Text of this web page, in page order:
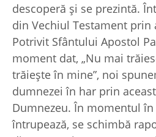
descoperă și se prezintă.
din Vechiul Testament prin
Potrivit Sfântului Apostol
moment dat, „Nu mai
trăiește în mine”, noi
dumnezei în har prin
Dumnezeu. În momentul
întrupează, se schimbă